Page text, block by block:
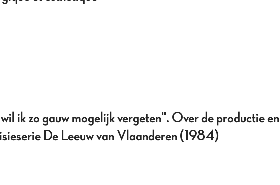
ik zo gauw mogelijk vergeten". Over de productie en
De Leeuw van Vlaanderen (1984)